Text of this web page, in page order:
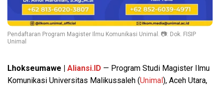
Pendaftaran Program Magister Ilmu Komunikasi Unimal. 📷: Dok. FISIP
Unimal
Lhokseumawe | Aliansi.ID — Program Studi Magister Ilmu
Komunikasi Universitas Malikussaleh (Unimal ), Aceh Utara,